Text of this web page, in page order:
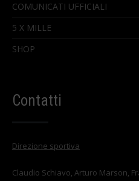
COMUNICATI UFFICIALI
5 X MILLE
SHOP
Contatti
Direzione sportiva
Claudio Schiavo, Arturo Marson,